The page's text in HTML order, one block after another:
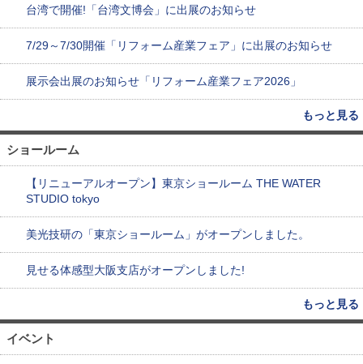
台湾で開催!「台湾文博会」に出展のお知らせ
7/29～7/30開催「リフォーム産業フェア」に出展のお知らせ
展示会出展のお知らせ「リフォーム産業フェア2026」
もっと見る
ショールーム
【リニューアルオープン】東京ショールーム THE WATER
STUDIO tokyo
美光技研の「東京ショールーム」がオープンしました。
見せる体感型大阪支店がオープンしました!
もっと見る
イベント